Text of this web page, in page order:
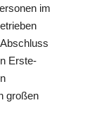
im
Erste-
großen